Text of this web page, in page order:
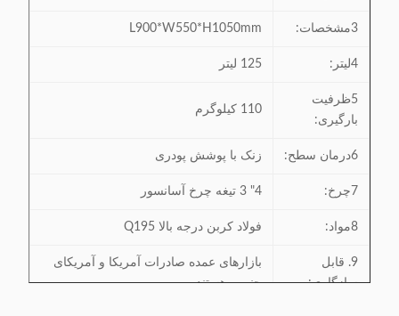
3مشخصات: L900*W550*H1050mm
4لیتر: 125 لیتر
5ظرفیت
بارگیری:
110 کيلوگرم
6درمان سطح: زنک با پوشش پودری
7چرخ: 4" 3 تیغه چرخ آسانسور
8مواد: فولاد کربن درجه بالا Q195
9. قابل
سازگاری:
بازارهای عمده صادرات آمریکا و آمریکای
جنوبی هستند